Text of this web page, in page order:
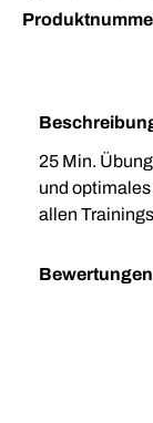
25 Min.
und
allen
Bewertungen